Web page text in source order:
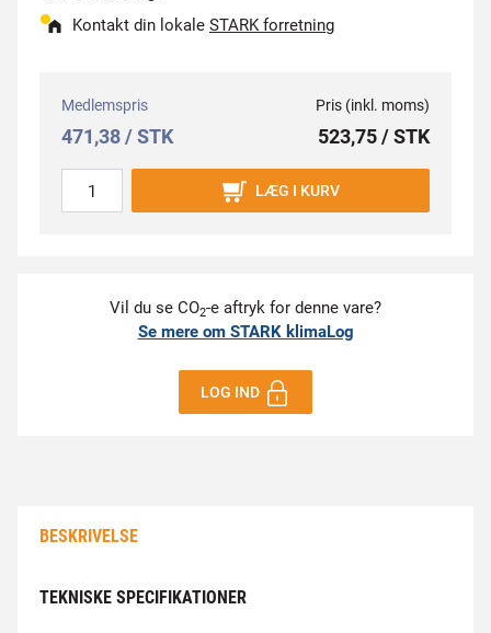
Kontakt din lokale STARK forretning
Medlemspris
471,38 / STK
Pris (inkl. moms)
523,75 / STK
LÆG I KURV
Vil du se CO2-e aftryk for denne vare?
Se mere om STARK klimaLog
LOG IND
BESKRIVELSE
TEKNISKE SPECIFIKATIONER